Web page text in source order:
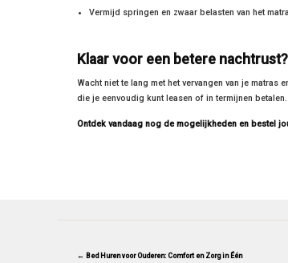
Vermijd springen en zwaar belasten van het
Klaar voor een betere
Wacht niet te lang met het vervangen van je
die je eenvoudig kunt leasen of in termijnen
Ontdek vandaag nog de mogelijkheden en bestel
← Bed Huren voor Ouderen: Comfort en Zorg in Één